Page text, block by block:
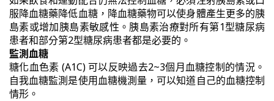
服降血糖藥降低血糖，降血糖藥物可以使身體產生更多的胰
島素或增加胰島素敏感性。胰島素治療對所有第1型糖尿病
患者和部分第2型糖尿病患者都是必要的。
監測血糖
糖化血色素 (A1C) 可以反映過去2~3個月血糖控制的情況。
自我血糖監測是使用血糖機測量，可以知道自己的血糖控制
情形。